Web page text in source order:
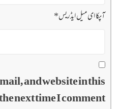
آپکا ای میل ایڈریس*
and website in this
next time I comment.